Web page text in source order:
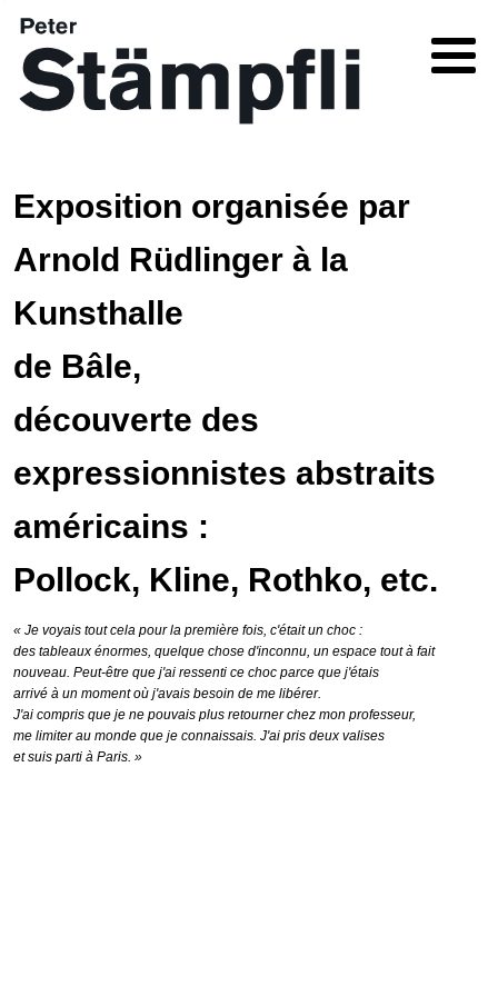
Exposition organisée par
Arnold Rüdlinger à la
Kunsthalle
de Bâle,
découverte des
expressionnistes abstraits
américains :
Pollock, Kline, Rothko, etc.
« Je voyais tout cela pour la première fois, c'était un choc :
des tableaux énormes, quelque chose d'inconnu, un espace tout à fait
nouveau. Peut-être que j'ai ressenti ce choc parce que j'étais
arrivé à un moment où j'avais besoin de me libérer.
J'ai compris que je ne pouvais plus retourner chez mon professeur,
me limiter au monde que je connaissais. J'ai pris deux valises
et suis parti à Paris. »